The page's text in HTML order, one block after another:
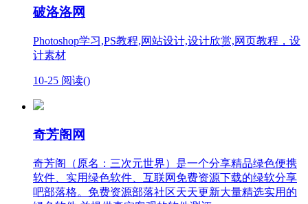
破洛洛网
Photoshop学习,PS教程,网站设计,设计欣赏,网页教程，设
计素材
10-25 阅读()
奇芳阁网
奇芳阁（原名：三次元世界）是一个分享精品绿色便携
软件、实用绿色软件、互联网免费资源下载的绿软分享
吧部落格。免费资源部落社区天天更新大量精选实用的